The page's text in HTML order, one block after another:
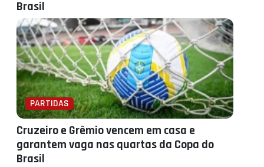
Brasil
PARTIDAS
Cruzeiro e Grêmio vencem em casa e
garantem vaga nas quartas da Copa do
Brasil